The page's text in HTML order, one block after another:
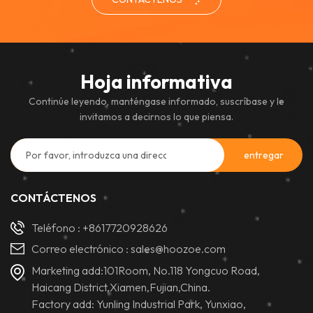
Hoja informativa
Continúe leyendo, manténgase informado, suscríbase y le
invitamos a decirnos lo que piensa.
CONTÁCTENOS
Teléfono : +8617720928626
Correo electrónico :sales@hoozoe.com
Marketing add:101Room, No.118 Yongcuo Road,
Haicang District,Xiamen,Fujian,China.
Factory add: Yunling Industrial Park, Yunxiao,